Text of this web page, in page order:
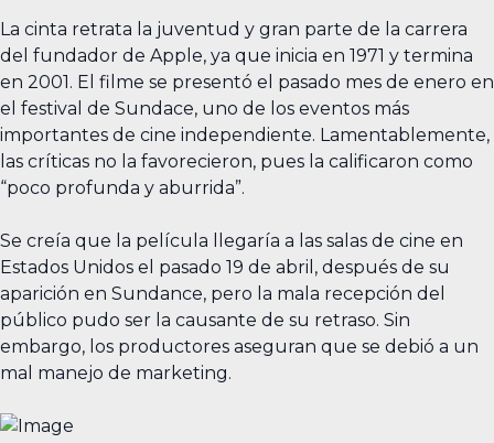
La cinta retrata la juventud y gran parte de la carrera
del fundador de Apple, ya que inicia en 1971 y termina
en 2001. El filme se presentó el pasado mes de enero en
el festival de Sundace, uno de los eventos más
importantes de cine independiente. Lamentablemente,
las críticas no la favorecieron, pues la calificaron como
“poco profunda y aburrida”.
Se creía que la película llegaría a las salas de cine en
Estados Unidos el pasado 19 de abril, después de su
aparición en Sundance, pero la mala recepción del
público pudo ser la causante de su retraso. Sin
embargo, los productores aseguran que se debió a un
mal manejo de marketing.